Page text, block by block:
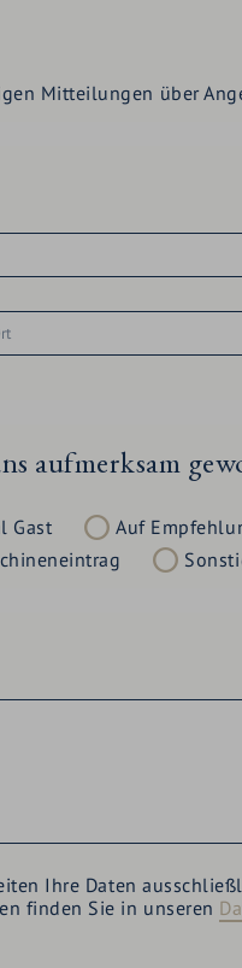
Mitteilungen über
aufmerksam
Gast Auf
Ihre Daten
finden Sie in unseren